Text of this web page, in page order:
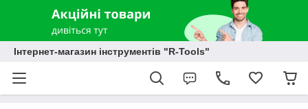
Інтернет-магазин інструментів "R-Tools"